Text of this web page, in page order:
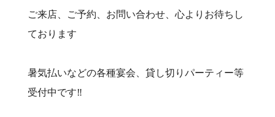
ご来店、ご予約、お問い合わせ、心よりお待ちし
ております
暑気払いなどの各種宴会、貸し切りパーティー等
受付中です‼️